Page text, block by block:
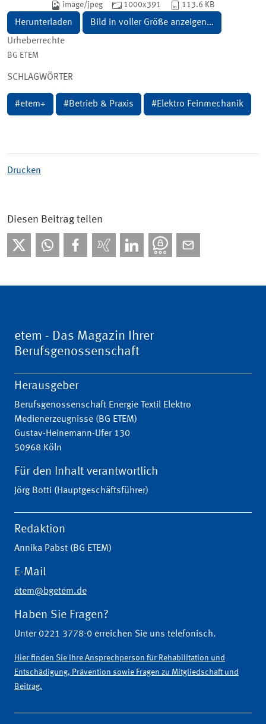
image/jpeg 1000x391 113.6 KB
Herunterladen
Bild in voller Größe anzeigen…
Urheberrechte
BG ETEM
SCHLAGWÖRTER
#etem+ #Betrieb & Praxis #Elektro Feinmechanik
Drucken
Diesen Beitrag teilen
etem - Das Magazin Ihrer
Berufsgenossenschaft
Herausgeber
Berufsgenossenschaft Energie Textil Elektro
Medienerzeugnisse (BG ETEM)
Gustav-Heinemann-Ufer 130
50968 Köln
Für den Inhalt verantwortlich
Jörg Botti (Hauptgeschäftsführer)
Redaktion
Annika Pabst (BG ETEM)
E-Mail
etem@bgetem.de
Haben Sie Fragen?
Unter 0221 3778-0 erreichen Sie uns telefonisch.
Hier finden Sie Ihre Ansprechperson für Rehabilitation und
Entschädigung, Prävention sowie Fragen zu Mitgliedschaft und
Beitrag.